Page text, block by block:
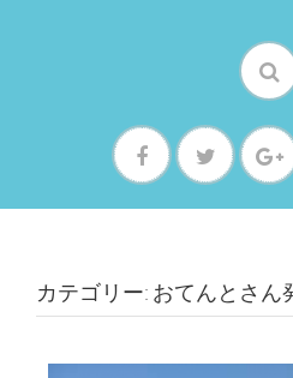
カテゴリー: おてんとさん